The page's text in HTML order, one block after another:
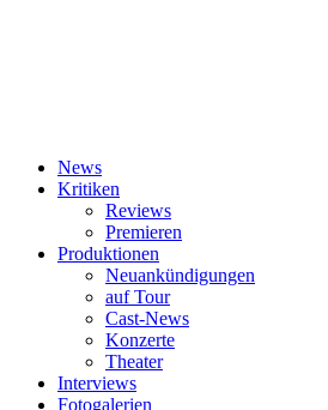
News
Kritiken
Reviews
Premieren
Produktionen
Neuankündigungen
auf Tour
Cast-News
Konzerte
Theater
Interviews
Fotogalerien